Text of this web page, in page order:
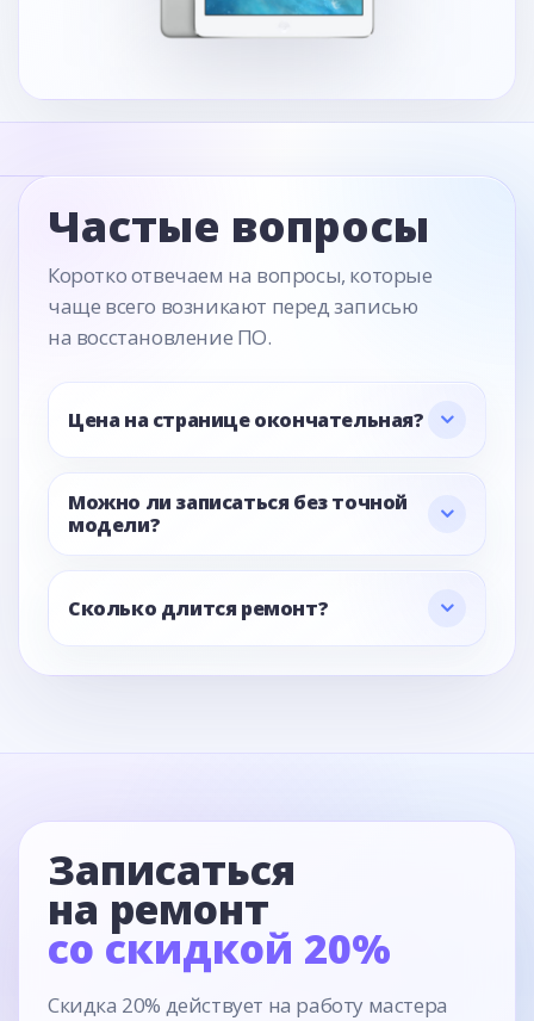
Частые вопросы
Коротко отвечаем на вопросы, которые
чаще всего возникают перед записью
на восстановление ПО.
Цена на странице окончательная?
Можно ли записаться без точной
модели?
Сколько длится ремонт?
Записаться
на ремонт
со скидкой 20%
Скидка 20% действует на работу мастера